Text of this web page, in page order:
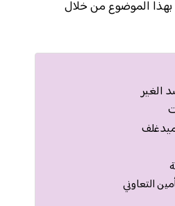
الموضوع من خلال
الغير
التعاوني